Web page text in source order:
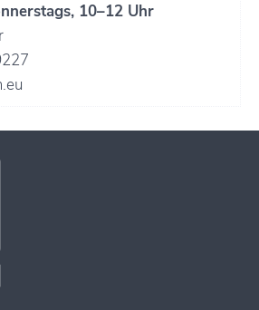
10–12 Uhr